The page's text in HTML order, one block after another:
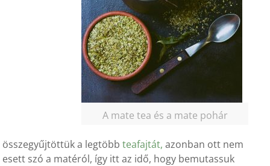
A mate tea és a mate pohár
összegyűjtöttük a legtöbbteafajtát, azonban ott nem
esett szó a matéról, így itt az idő, hogy bemutassuk